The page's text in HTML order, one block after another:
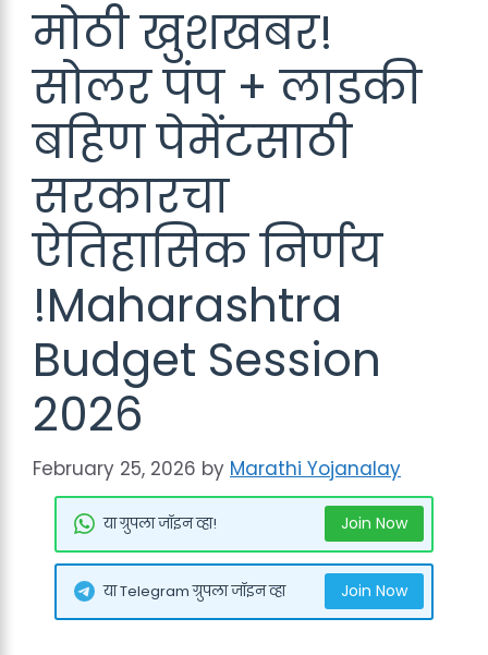
मोठी खुशखबर!
सोलर पंप + लाडकी
बहिण पेमेंटसाठी
सरकारचा
ऐतिहासिक निर्णय
!Maharashtra
Budget Session
2026
February 25, 2026 by Marathi Yojanalay
या ग्रुपला जॉइन व्हा! Join Now
या Telegram ग्रुपला जॉइन व्हा Join Now